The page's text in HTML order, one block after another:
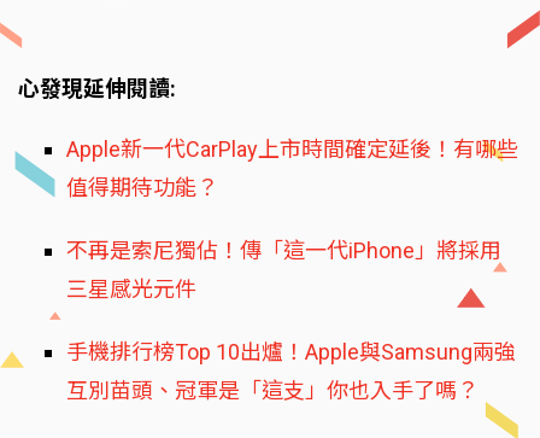
心發現延伸閱讀:
Apple新一代CarPlay上市時間確定延後！有哪些
值得期待功能？
不再是索尼獨佔！傳「這一代iPhone」將採用
三星感光元件
手機排行榜Top 10出爐！Apple與Samsung兩強
互別苗頭、冠軍是「這支」你也入手了嗎？